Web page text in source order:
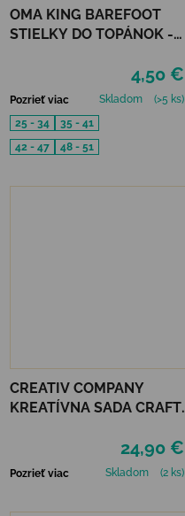
OMA KING BAREFOOT
STIELKY DO TOPÁNOK -
4,50 €
Pozrieť viac Skladom
(>5 ks)
25 - 34
35 - 41
42 - 47
48 - 51
CREATIV COMPANY
KREATÍVNA SADA CRAFT
24,90 €
Pozrieť viac Skladom (2 ks)